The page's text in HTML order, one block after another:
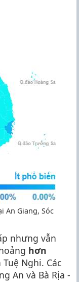
An Giang, Sóc
nhưng vẫn
hơn
Nghi. Các
An và Bà Rịa -